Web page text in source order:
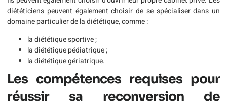
diététiciens peuvent également choisir de se spécialiser dans un
domaine particulier de la diététique, comme :
la diététique sportive ;
la diététique pédiatrique ;
la diététique gériatrique.
Les compétences requises pour
réussir sa reconversion de